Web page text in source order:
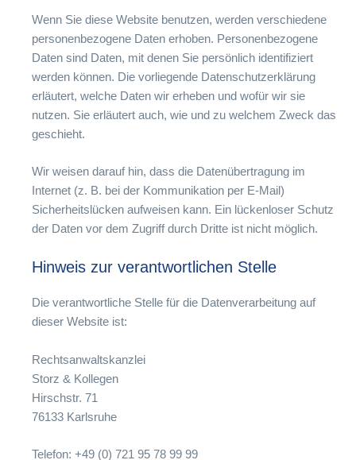
Wenn Sie diese Website benutzen, werden verschiedene
personenbezogene Daten erhoben. Personenbezogene
Daten sind Daten, mit denen Sie persönlich identifiziert
werden können. Die vorliegende Datenschutzerklärung
erläutert, welche Daten wir erheben und wofür wir sie
nutzen. Sie erläutert auch, wie und zu welchem Zweck das
geschieht.
Wir weisen darauf hin, dass die Datenübertragung im
Internet (z. B. bei der Kommunikation per E-Mail)
Sicherheitslücken aufweisen kann. Ein lückenloser Schutz
der Daten vor dem Zugriff durch Dritte ist nicht möglich.
Hinweis zur verantwortlichen Stelle
Die verantwortliche Stelle für die Datenverarbeitung auf
dieser Website ist:
Rechtsanwaltskanzlei
Storz & Kollegen
Hirschstr. 71
76133 Karlsruhe
Telefon: +49 (0) 721 95 78 99 99